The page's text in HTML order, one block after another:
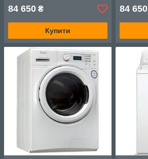
84 650 ₴
Купити
84 650